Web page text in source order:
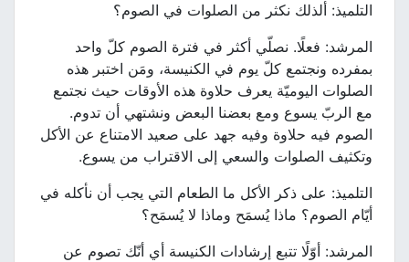
التلميذ: ألذلك نكثر من الصلوات في الصوم؟
المرشد: فعلًا. نصلّي أكثر في فترة الصوم كلّ واحد
بمفرده ونجتمع كلّ يوم في الكنيسة، ومَن اختبر هذه
الصلوات اليوميّة يعرف حلاوة هذه الأوقات حيث نجتمع
مع الربّ يسوع ومع بعضنا البعض ونشتهي أن تدوم.
الصوم فيه حلاوة وفيه جهد على صعيد الامتناع عن الأكل
وتكثيف الصلوات والسعي إلى الاقتراب من يسوع.
التلميذ: على ذكر الأكل ما الطعام التي يجب أن نأكله في
أيّام الصوم؟ ماذا يُسمَح وماذا لا يُسمَح؟
المرشد: أوّلًا تتبع إرشادات الكنيسة أي أنّك تصوم عن